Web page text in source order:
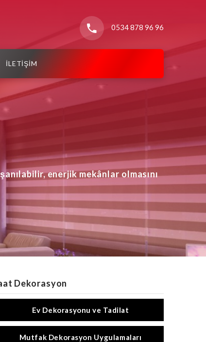
0534 878 96 96
İLETİŞİM
enerjik mekânlar olmasını
Dekorasyon
Ev Dekorasyonu ve Tadilat
Mutfak Dekorasyon Uygulamaları